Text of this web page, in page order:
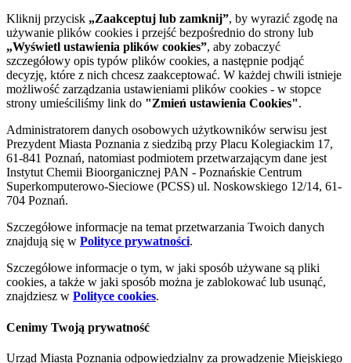
Kliknij przycisk „Zaakceptuj lub zamknij”, by wyrazić zgodę na
używanie plików cookies i przejść bezpośrednio do strony lub
„Wyświetl ustawienia plików cookies”, aby zobaczyć
szczegółowy opis typów plików cookies, a następnie podjąć
decyzję, które z nich chcesz zaakceptować. W każdej chwili istnieje
możliwość zarządzania ustawieniami plików cookies - w stopce
strony umieściliśmy link do "Zmień ustawienia Cookies".
Administratorem danych osobowych użytkowników serwisu jest
Prezydent Miasta Poznania z siedzibą przy Placu Kolegiackim 17,
61-841 Poznań, natomiast podmiotem przetwarzającym dane jest
Instytut Chemii Bioorganicznej PAN - Poznańskie Centrum
Superkomputerowo-Sieciowe (PCSS) ul. Noskowskiego 12/14, 61-
704 Poznań.
Szczegółowe informacje na temat przetwarzania Twoich danych
znajdują się w Polityce prywatności.
Szczegółowe informacje o tym, w jaki sposób używane są pliki
cookies, a także w jaki sposób można je zablokować lub usunąć,
znajdziesz w Polityce cookies.
Cenimy Twoją prywatność
Urząd Miasta Poznania odpowiedzialny za prowadzenie Miejskiego